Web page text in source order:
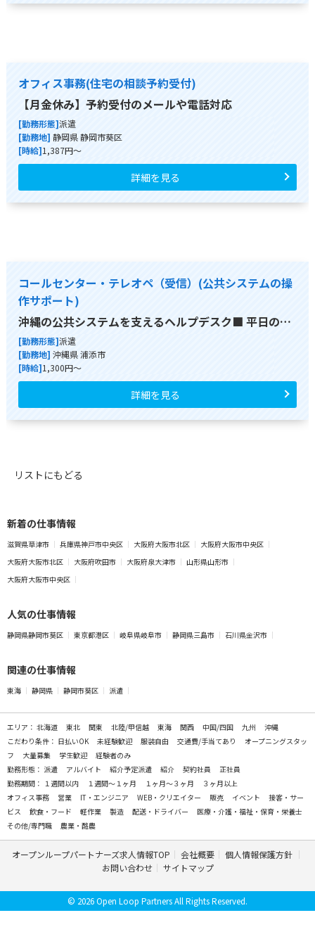
オフィス事務(住宅の相談予約受付)
【月金休み】予約受付のメールや電話対応
[勤務形態]派遣
[勤務地] 静岡県 静岡市葵区
[時給]1,387円～
詳細を見る
コールセンター・テレオペ（受信）(公共システムの操
作サポート)
沖縄の公共システムを支えるヘルプデスク■ 平日の…
[勤務形態]派遣
[勤務地] 沖縄県 浦添市
[時給]1,300円～
詳細を見る
リストにもどる
新着の仕事情報
滋賀県草津市 兵庫県神戸市中央区 大阪府大阪市北区
大阪府大阪市中央区
大阪府大阪市北区
大阪府吹田市 大阪府泉大津市
山形県山形市
大阪府大阪市中央区
人気の仕事情報
静岡県静岡市葵区 東京都港区 岐阜県岐阜市 静岡県三島市 石川県金沢市
関連の仕事情報
東海 静岡県 静岡市葵区 派遣
エリア： 北海道 東北 関東 北陸/甲信越 東海 関西 中国/四国 九州
沖縄
こだわり条件： 日払いOK 未経験歓迎 服装自由 交通費/手当てあり
オープニングスタッ
フ
大量募集 学生歓迎
経験者のみ
勤務形態： 派遣 アルバイト 紹介予定派遣 紹介 契約社員
正社員
勤務期間： １週間以内 １週間～１ヶ月 １ヶ月～３ヶ月
３ヶ月以上
オフィス事務
営業 IT・エンジニア WEB・クリエイター 販売 イベント
接客・サー
ビス
飲食・フード 軽作業 製造 配送・ドライバー
医療・介護・福祉・保育・栄養士
その他/専門職
農業・酪農
オープンループパートナーズ求人情報TOP 会社概要
個人情報保護方針
お問い合わせ
サイトマップ
© 2026 Open Loop Partners All Rights Reserved.